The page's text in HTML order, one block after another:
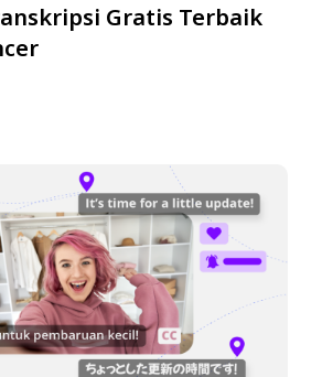
Gratis Terbaik